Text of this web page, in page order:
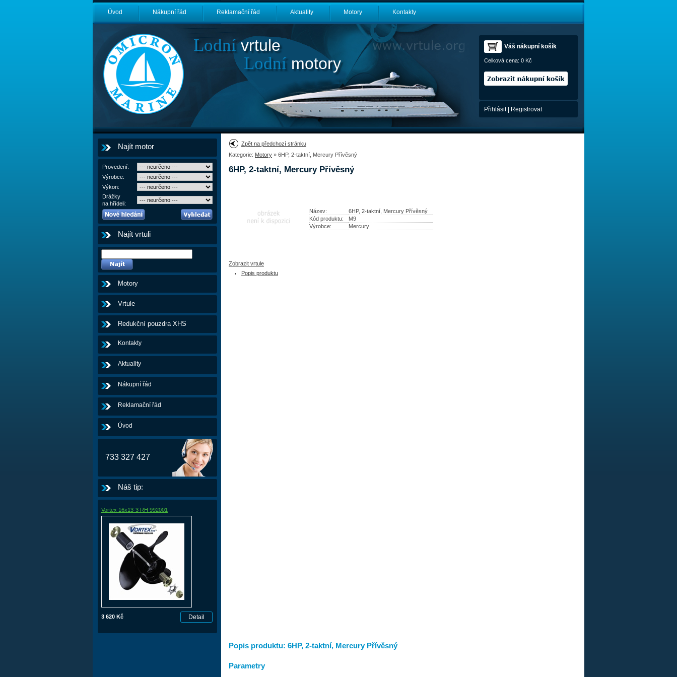
Úvod Nákupní řád Reklamační řád Aktuality Motory Kontakty
Lodnívrtule
Lodnímotory
Váš nákupní košík
Celková cena: 0 Kč
Přihlásit| Registrovat
Najít motor
Provedení:
Výrobce:
Výkon:
Drážky
na hřídeli:
Najít vrtuli
Motory
Vrtule
Redukční pouzdra XHS
Kontakty
Aktuality
Nákupní řád
Reklamační řád
Úvod
733 327 427
Náš tip:
Vortex 16x13-3 RH 992001
3 620 Kč
Zpět na předchozí stránku
Kategorie: Motory » 6HP, 2-taktní, Mercury Přívěsný
6HP, 2-taktní, Mercury Přívěsný
Název:
6HP, 2-taktní, Mercury Přívěsný
Kód produktu:
M9
Výrobce:
Mercury
Zobrazit vrtule
Popis produktu
Popis produktu: 6HP, 2-taktní, Mercury Přívěsný
Parametry